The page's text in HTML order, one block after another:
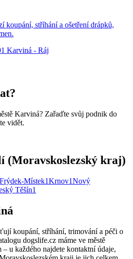
koupání, stříhání a ošetření drápků,
Karviná - Ráj
Karviná? Zařaďte svůj podnik do
vidět.
(Moravskoslezský kraj)
Frýdek-Místek1Krnov1Nový
Těšín1
koupání, stříhání, trimování a péči o
dogslife.cz máme ve městě
u každého najdete kontaktní údaje,